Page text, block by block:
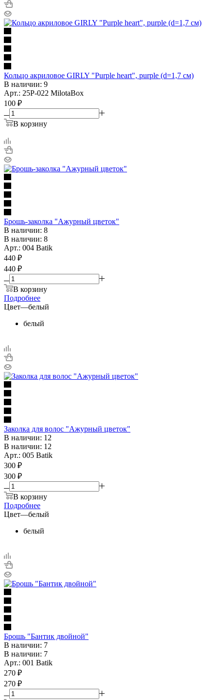
Кольцо акриловое GIRLY "Purple heart", purple (d=1,7 см)
В наличии: 9
Арт.: 25P-022 MilotaBox
100 ₽
В корзину
Брошь-заколка "Ажурный цветок"
В наличии: 8
В наличии: 8
Арт.: 004 Batik
440 ₽
440 ₽
В корзину
Подробнее
Цвет—белый
белый
Заколка для волос "Ажурный цветок"
В наличии: 12
В наличии: 12
Арт.: 005 Batik
300 ₽
300 ₽
В корзину
Подробнее
Цвет—белый
белый
Брошь "Бантик двойной"
В наличии: 7
В наличии: 7
Арт.: 001 Batik
270 ₽
270 ₽